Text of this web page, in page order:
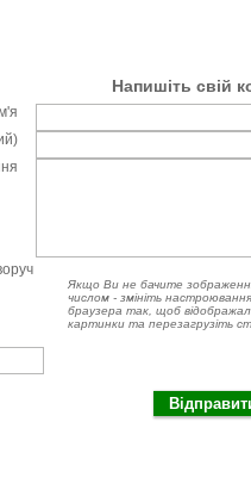
Напишіть свій
Якщо Ви не бачите
числом - змініть настроювання
браузера так, щоб
картинки та перезагрузіть